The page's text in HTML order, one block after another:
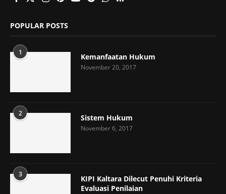
POPULAR POSTS
1 Kemanfaatan Hukum
November 20, 2017
2 Sistem Hukum
November 6, 2017
3
KIPI Kaltara Dilecut Penuhi Kriteria
Evaluasi Penilaian